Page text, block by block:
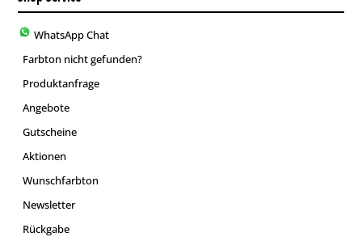
WhatsApp Chat
Farbton nicht gefunden?
Produktanfrage
Angebote
Gutscheine
Aktionen
Wunschfarbton
Newsletter
Rückgabe